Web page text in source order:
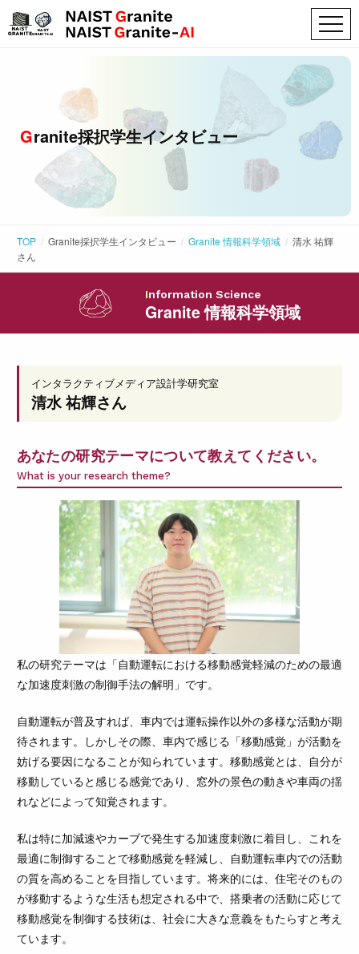
Granite採択学生インタビュー
TOP Granite採択学生インタビュー Granite 情報科学領域
清水 祐輝
さん
Information Science
Granite 情報科学領域
インタラクティブメディア設計学研究室
清水 祐輝さん
あなたの研究テーマについて教えてください。
What is your research theme?
私の研究テーマは「自動運転における移動感覚軽減のための最適
な加速度刺激の制御手法の解明」です。
自動運転が普及すれば、車内では運転操作以外の多様な活動が期
待されます。しかしその際、車内で感じる「移動感覚」が活動を
妨げる要因になることが知られています。移動感覚とは、自分が
移動していると感じる感覚であり、窓外の景色の動きや車両の揺
れなどによって知覚されます。
私は特に加減速やカーブで発生する加速度刺激に着目し、これを
最適に制御することで移動感覚を軽減し、自動運転車内での活動
の質を高めることを目指しています。将来的には、住宅そのもの
が移動するような生活も想定される中で、搭乗者の活動に応じて
移動感覚を制御する技術は、社会に大きな意義をもたらすと考え
ています。